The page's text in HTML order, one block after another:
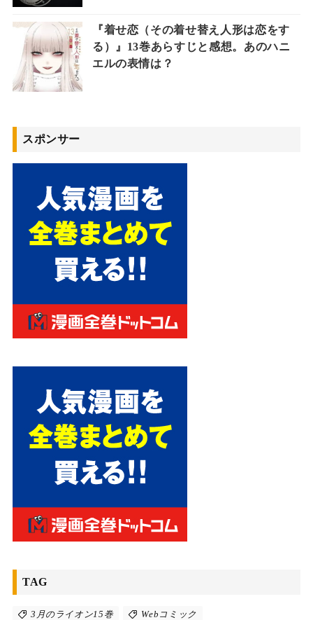
『着せ恋（その着せ替え人形は恋をす
る）』13巻あらすじと感想。あのハニ
エルの表情は？
スポンサー
TAG
3月のライオン15巻 Webコミック